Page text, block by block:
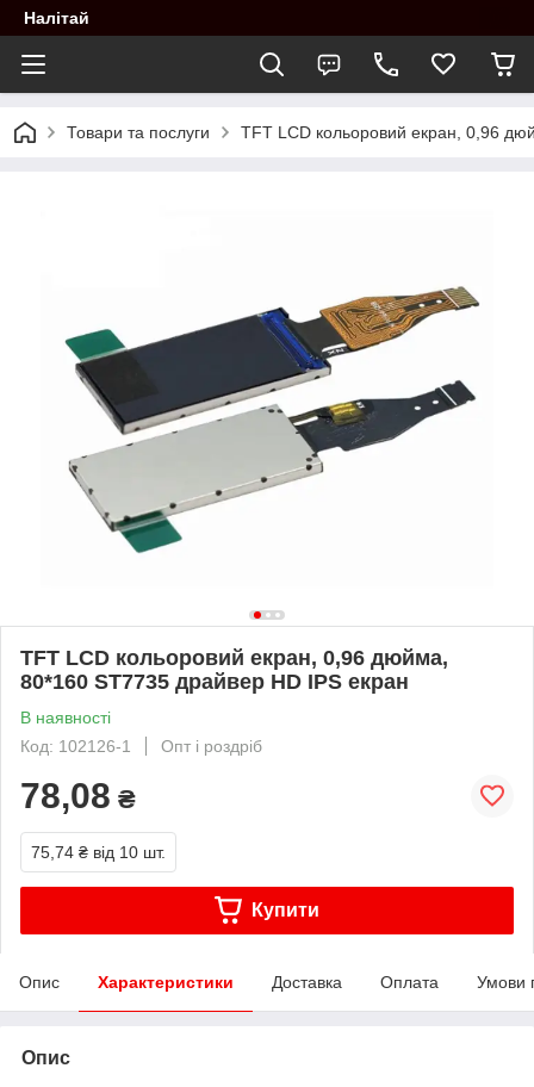
Налітай
Товари та послуги TFT LCD кольоровий екран, 0,96
TFT LCD кольоровий екран, 0,96 дюйма,
80*160 ST7735 драйвер HD IPS екран
В наявності
Код: 102126-1
Опт і роздріб
78,08 ₴
75,74 ₴ від 10 шт.
Купити
Опис Характеристики Доставка Оплата Умови
Опис